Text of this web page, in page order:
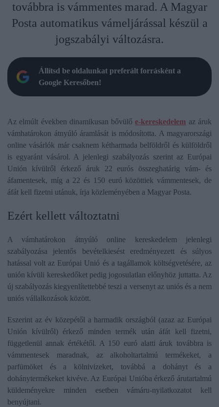
továbbra is vámmentes marad. A Magyar
Posta automatikus vámeljárással készül a
jogszabályi változásra.
Állítsd be oldalunkat preferált forrásként a
Google Keresőben!
Az elmúlt években dinamikusan bővülő e-kereskedelem az áruk
vámhatárokon átnyúló áramlását is módosította. A magyarországi
online vásárlók már csaknem kétharmada belföldről és külföldről
is egyaránt vásárol. A jelenlegi szabályozás szerint az Európai
Unión kívülről érkező áruk 22 eurós összeghatárig vám- és
áfamentesek, míg a 22 és 150 euró közöttiek vámmentesek, de
áfát kell fizetni utánuk, írja közleményében a Magyar Posta.
Ezért kellett változtatni
A vámhatárokon átnyúló online kereskedelem jelenlegi
szabályozása jelentős bevételkiesést eredményezett és súlyos
hatással volt az Európai Unió és a tagállamok költségvetésére, az
unión kívüli kereskedőket pedig jogosulatlan előnyhöz juttatta. Az
új szabályozás kiegyenlítettebbé teszi a versenyt az uniós és a nem
uniós vállalkozások között.
Eszerint az év közepétől a harmadik országból (azaz az Európai
Unión kívülről) érkező minden termék után áfát kell fizetni,
függetlenül annak értékétől. A 150 euró alatti áruk továbbra is
vámmentesek maradnak, az alkoholtartalmú termékeket, a
parfümöket és a kölnivizeket, továbbá a dohányt és a
dohánytermékeket kivéve. Az Európai Unióba érkező árutartalmú
küldeményekre minden esetben vámáru-nyilatkozatot kell
benyújtani.